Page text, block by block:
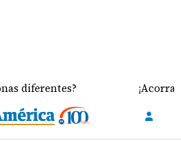
¡Acorralados!